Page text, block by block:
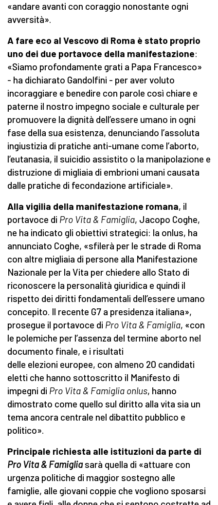
«andare avanti con coraggio nonostante ogni
avversità».
A fare eco al Vescovo di Roma è stato proprio
uno dei due portavoce della manifestazione:
«Siamo profondamente grati a Papa Francesco»
- ha dichiarato Gandolfini - per aver voluto
incoraggiare e benedire con parole così chiare e
paterne il nostro impegno sociale e culturale per
promuovere la dignità dell’essere umano in ogni
fase della sua esistenza, denunciando l’assoluta
ingiustizia di pratiche anti-umane come l’aborto,
l’eutanasia, il suicidio assistito o la manipolazione e
distruzione di migliaia di embrioni umani causata
dalle pratiche di fecondazione artificiale».
Alla vigilia della manifestazione romana, il
portavoce di Pro Vita & Famiglia, Jacopo Coghe,
ne ha indicato gli obiettivi strategici: la onlus, ha
annunciato Coghe, «sfilerà per le strade di Roma
con altre migliaia di persone alla Manifestazione
Nazionale per la Vita per chiedere allo Stato di
riconoscere la personalità giuridica e quindi il
rispetto dei diritti fondamentali dell’essere umano
concepito. Il recente G7 a presidenza italiana»,
prosegue il portavoce di Pro Vita & Famiglia, «con
le polemiche per l’assenza del termine aborto nel
documento finale, e i risultati
delle elezioni europee, con almeno 20 candidati
eletti che hanno sottoscritto il Manifesto di
impegni di Pro Vita & Famiglia onlus, hanno
dimostrato come quello sul diritto alla vita sia un
tema ancora centrale nel dibattito pubblico e
politico».
Principale richiesta alle istituzioni da parte di
Pro Vita & Famiglia sarà quella di «attuare con
urgenza politiche di maggior sostegno alle
famiglie, alle giovani coppie che vogliono sposarsi